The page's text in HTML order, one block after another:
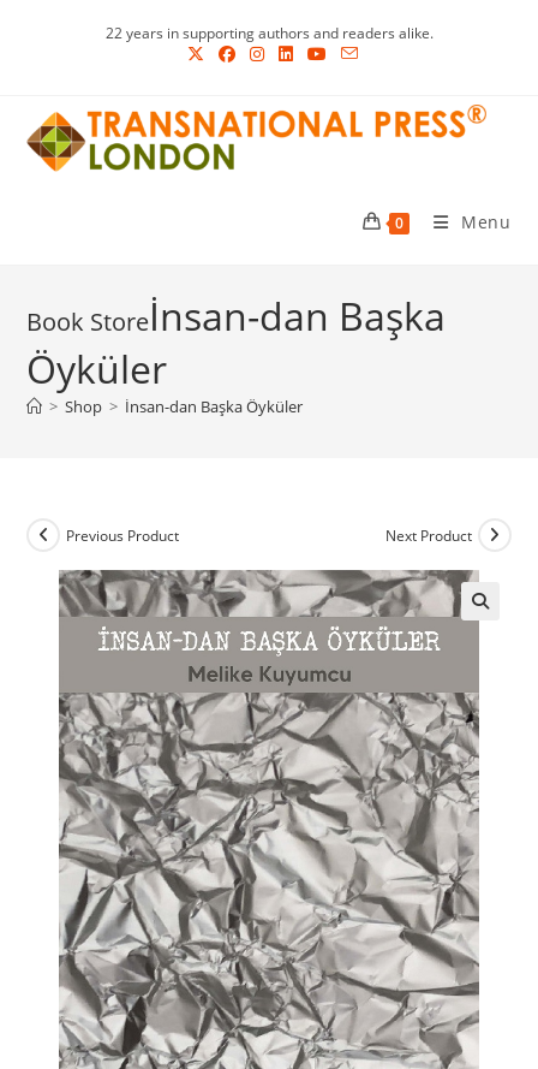
22 years in supporting authors and readers alike.
0 Menu
İnsan-dan Başka
Öyküler
> Shop > İnsan-dan Başka Öyküler
Previous Product Next Product